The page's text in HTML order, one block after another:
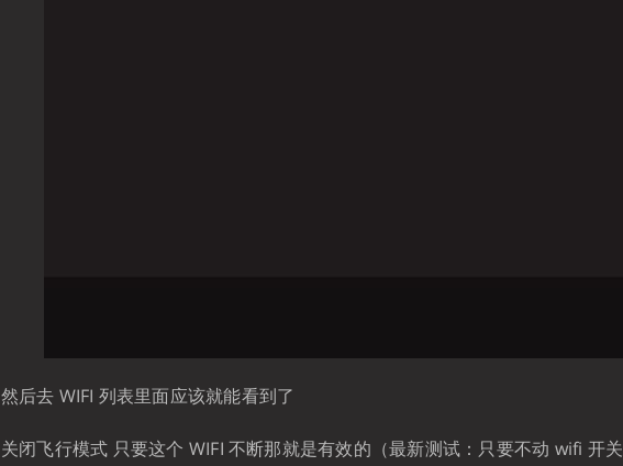
然后去 WIFI 列表里面应该就能看到了
关闭飞行模式 只要这个 WIFI 不断那就是有效的（最新测试：只要不动 wifi 开